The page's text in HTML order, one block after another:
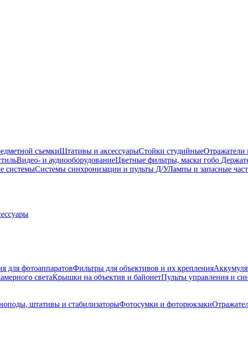
съемкиШтативы и аксессуарыСтойки студийныеОтражатели
Видео- и аудиооборудованиеЦветные фильтры, маски гобо
системыСистемы синхронизации и пульты Д/УЛампы и запасные
для фотоаппаратовФильтры для объективов и их крепления
светаКрышки на объектив и байонетПульты управления и
штативы и стабилизаторыФотосумки и фоторюкзаки